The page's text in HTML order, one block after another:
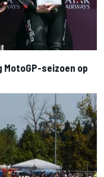
seizoen op